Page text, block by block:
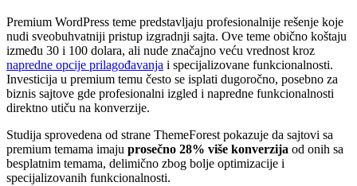
Premium WordPress teme predstavljaju profesionalnije rešenje koje
nudi sveobuhvatniji pristup izgradnji sajta. Ove teme obično koštaju
između 30 i 100 dolara, ali nude značajno veću vrednost kroz
napredne opcije prilagođavanja i specijalizovane funkcionalnosti.
Investicija u premium temu često se isplati dugoročno, posebno za
biznis sajtove gde profesionalni izgled i napredne funkcionalnosti
direktno utiču na konverzije.
Studija sprovedena od strane ThemeForest pokazuje da sajtovi sa
premium temama imaju prosečno 28% više konverzija od onih sa
besplatnim temama, delimično zbog bolje optimizacije i
specijalizovanih funkcionalnosti.